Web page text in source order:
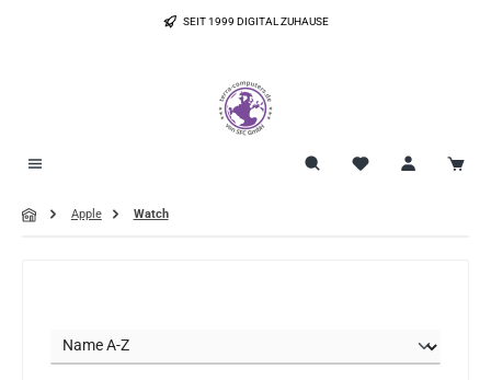
SEIT 1999 DIGITAL ZUHAUSE
Apple Watch